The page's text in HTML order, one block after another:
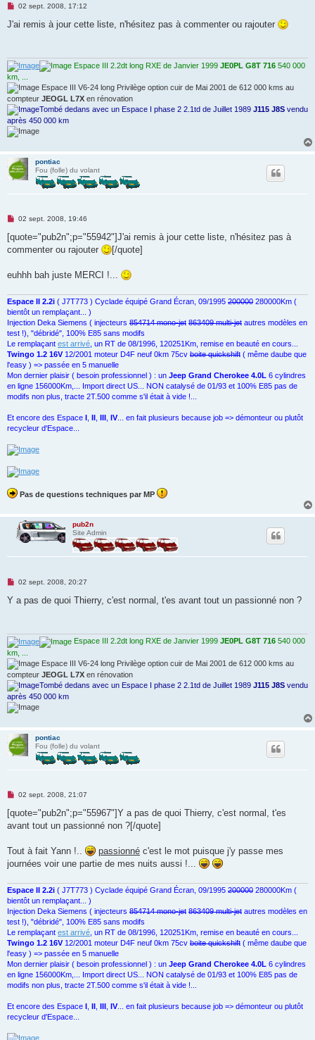
M
s
n
o
n
l
u
02 sept. 2008, 17:12
J'ai remis à jour cette liste, n'hésitez pas à commenter ou rajouter
Espace III 2.2dt long RXE de Janvier 1999 JE0PL G8T 716 540 000
km, ...
Espace III V6-24 long Privilège option cuir de Mai 2001 de 612 000 kms au
compteur JEOGL L7X en rénovation
Tombé dedans avec un Espace I phase 2 2.1td de Juillet 1989 J115 J8S vendu
après 450 000 km
pontiac
Fou (folle) du volant
M
s
a
n
n
l
u
02 sept. 2008, 19:46
[quote="pub2n";p="55942"]J'ai remis à jour cette liste, n'hésitez pas à
commenter ou rajouter
[/quote]
euhhh bah juste MERCI !...
Espace II 2.2i ( J7T773 ) Cyclade équipé Grand Écran, 09/1995 200000 280000Km (
bientôt un remplaçant... )
Injection Deka Siemens ( injecteurs 854714 mono-jet 863409 multi-jet autres modèles en
test !), "débridé", 100% E85 sans modifs
Le remplaçant est arrivé , un RT de 08/1996, 120251Km, remise en beauté en cours...
Twingo 1.2 16V12/2001 moteur D4F neuf 0km 75cv boite quickshift ( même daube que
l'easy ) => passée en 5 manuelle
Mon dernier plaisir ( besoin professionnel ) : un Jeep Grand Cherokee 4.0L 6 cylindres
en ligne 156000Km,... Import direct US... NON catalysé de 01/93 et 100% E85 pas de
modifs non plus, tracte 2T.500 comme s'il était à vide !...
Et encore des Espace I II III IV... en fait plusieurs because job => démonteur ou plutôt
recycleur d'Espace...
Pas de questions techniques par MP
pub2n
Site Admin
M
s
n
o
n
l
u
02 sept. 2008, 20:27
Y a pas de quoi Thierry, c'est normal, t'es avant tout un passionné non ?
Espace III 2.2dt long RXE de Janvier 1999 JE0PL G8T 716 540 000
km, ...
Espace III V6-24 long Privilège option cuir de Mai 2001 de 612 000 kms au
compteur JEOGL L7X en rénovation
Tombé dedans avec un Espace I phase 2 2.1td de Juillet 1989 J115 J8S vendu
après 450 000 km
pontiac
Fou (folle) du volant
M
s
a
n
o
u
02 sept. 2008, 21:07
[quote="pub2n";p="55967"]Y a pas de quoi Thierry, c'est normal, t'es
avant tout un passionné non ?[/quote]
Tout à fait Yann !.. passionné c'est le mot puisque j'y passe mes
journées voir une partie de mes nuits aussi !...
Espace II 2.2i ( J7T773 ) Cyclade équipé Grand Écran, 09/1995 200000 280000Km (
bientôt un remplaçant... )
Injection Deka Siemens ( injecteurs 854714 mono-jet 863409 multi-jet autres modèles en
test !), "débridé", 100% E85 sans modifs
Le remplaçant est arrivé , un RT de 08/1996, 120251Km, remise en beauté en cours...
Twingo 1.2 16V12/2001 moteur D4F neuf 0km 75cv boite quickshift ( même daube que
l'easy ) => passée en 5 manuelle
Mon dernier plaisir ( besoin professionnel ) : un Jeep Grand Cherokee 4.0L 6 cylindres
en ligne 156000Km,... Import direct US... NON catalysé de 01/93 et 100% E85 pas de
modifs non plus, tracte 2T.500 comme s'il était à vide !...
Et encore des Espace I II III IV... en fait plusieurs because job => démonteur ou plutôt
recycleur d'Espace...